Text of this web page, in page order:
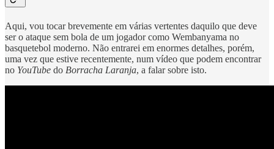
Aqui, vou tocar brevemente em várias vertentes daquilo que deve
ser o ataque sem bola de um jogador como Wembanyama no
basquetebol moderno. Não entrarei em enormes detalhes, porém,
uma vez que estive recentemente, num vídeo que podem encontrar
no YouTube do Borracha Laranja, a falar sobre isto.